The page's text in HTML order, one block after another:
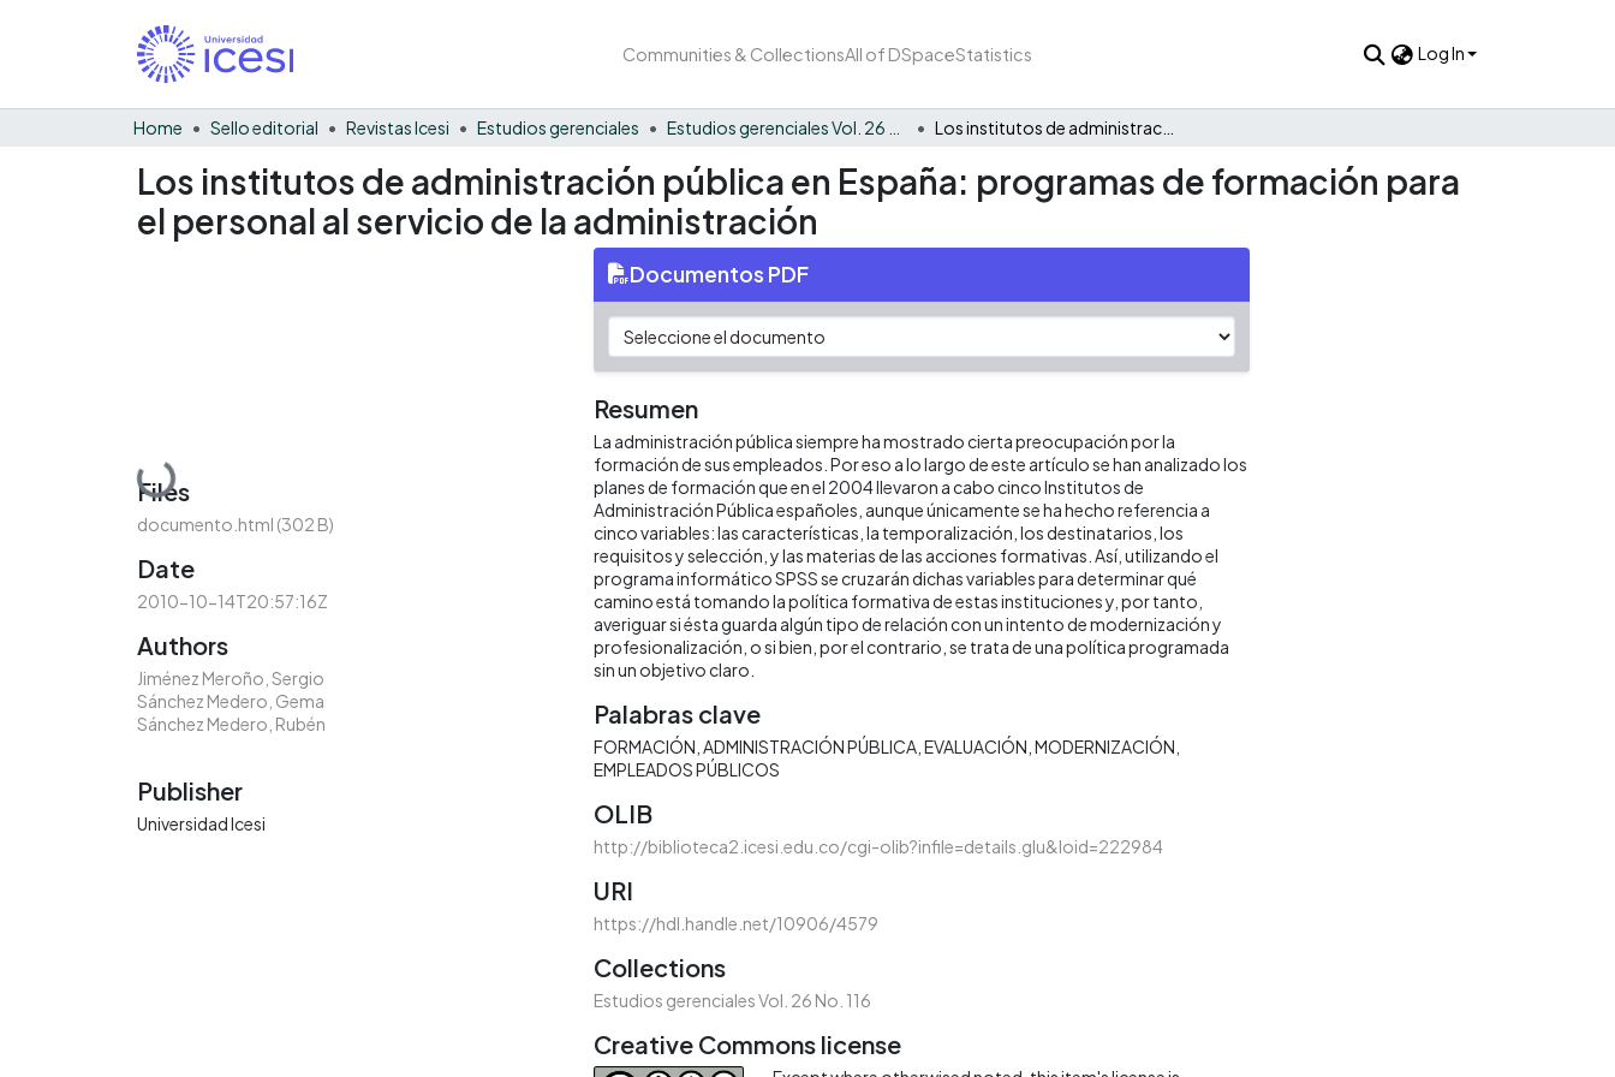
Communities & CollectionsAll of DSpaceStatistics Log In
Home Sello editorial Revistas Icesi Estudios gerenciales
Los institutos de administración pública en España: programas de formación para
el personal al servicio de la administración
Loading...
Files
documento.html (302 B)
Date
2010-10-14T20:57:16Z
Authors
Jiménez Meroño, Sergio
Sánchez Medero, Gema
Sánchez Medero, Rubén
Publisher
Universidad Icesi
Documentos PDF
Resumen
La administración pública siempre ha mostrado cierta preocupación por la
formación de sus empleados. Por eso a lo largo de este artículo se han analizado los
planes de formación que en el 2004 llevaron a cabo cinco Institutos de
Administración Pública españoles, aunque únicamente se ha hecho referencia a
cinco variables: las características, la temporalización, los destinatarios, los
requisitos y selección, y las materias de las acciones formativas. Así, utilizando el
programa informático SPSS se cruzarán dichas variables para determinar qué
camino está tomando la política formativa de estas instituciones y, por tanto,
averiguar si ésta guarda algún tipo de relación con un intento de modernización y
profesionalización, o si bien, por el contrario, se trata de una política programada
sin un objetivo claro.
Palabras clave
FORMACIÓN ADMINISTRACIÓN PÚBLICA EVALUACIÓN MODERNIZACIÓN
EMPLEADOS PÚBLICOS
OLIB
http://biblioteca2.icesi.edu.co/cgi-olib?infile=details.glu&loid=222984
URI
https://hdl.handle.net/10906/4579
Collections
Estudios gerenciales Vol. 26 No. 116
Creative Commons license